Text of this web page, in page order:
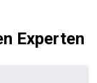
Experten